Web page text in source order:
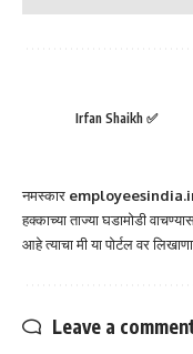
Irfan Shaikh ✅
नमस्कार
हक्काच्या ताज्या घडामोडी
आहे त्याचा मी या पोर्टल वर
Leave a